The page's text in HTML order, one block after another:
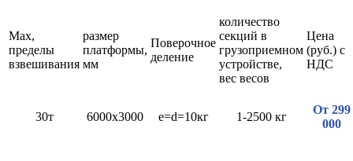
Max,
пределы
взвешивания
размер
платформы,
мм
Поверочное
деление
количество
секций в
грузоприемном
устройстве,
вес весов
Цена
(руб.) с
НДС
30т 6000х3000 e=d=10кг 1-2500 кг
От 299
000